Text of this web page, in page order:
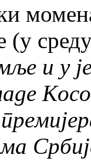
(у
и у